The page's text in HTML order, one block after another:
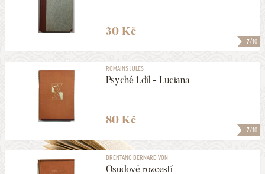
7/10
30 Kč
7/10
ROMAINS JULES
Psyché 1.díl - Luciana
80 Kč
BRENTANO BERNARD VON
Osudové rozcestí